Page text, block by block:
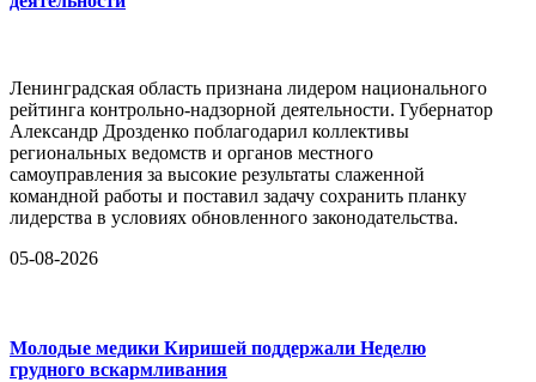
Ленинградская область признана лидером национального
рейтинга контрольно-надзорной деятельности. Губернатор
Александр Дрозденко поблагодарил коллективы
региональных ведомств и органов местного
самоуправления за высокие результаты слаженной
командной работы и поставил задачу сохранить планку
лидерства в условиях обновленного законодательства.
05-08-2026
Молодые медики Киришей поддержали Неделю
грудного вскармливания